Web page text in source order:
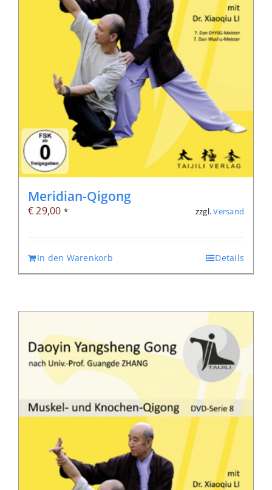
Meridian-Qigong
€29,00 * zzgl.Versand
In den Warenkorb Details